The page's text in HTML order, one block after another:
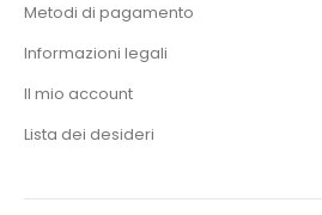
Metodi di pagamento
Informazioni legali
Il mio account
Lista dei desideri